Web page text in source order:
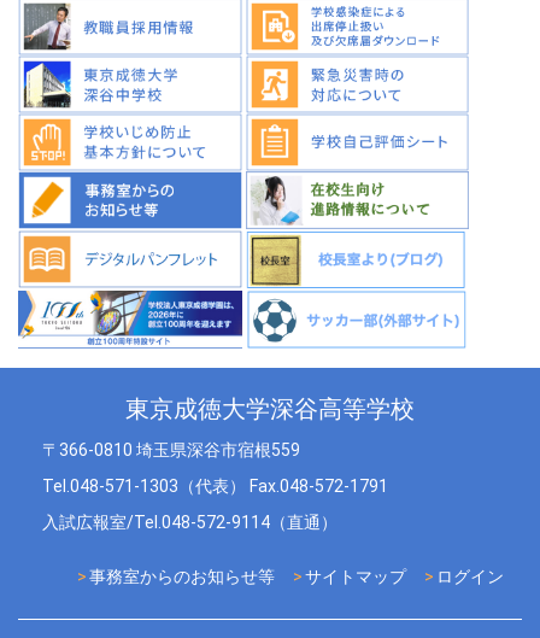
東京成徳大学深谷高等学校
〒366-0810 埼玉県深谷市宿根559
Tel.048-571-1303（代表） Fax.048-572-1791
入試広報室/Tel.048-572-9114（直通）
ログイン
サイトマップ
事務室からのお知らせ等